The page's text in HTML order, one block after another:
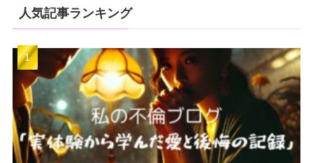
人気記事ランキング